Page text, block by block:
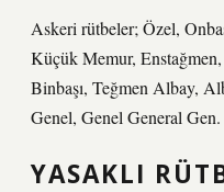
Askeri rütbeler; Özel,
Küçük Memur,
Binbaşı, Teğmen Albay,
Genel, Genel General
YASAKLI